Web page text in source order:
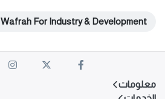
Wafrah For Industry & Development
معلومات